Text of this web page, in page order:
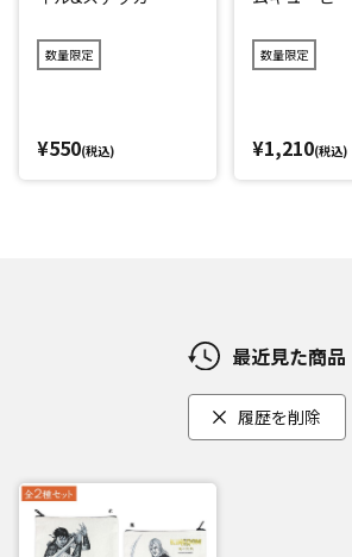
数量限定
¥550(税込)
数量限定
¥1,210(税込)
最近見た商品
履歴を削除